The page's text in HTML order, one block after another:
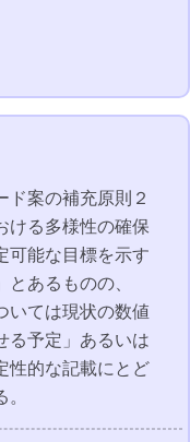
案の補充原則２
ける多様性の確保
可能な目標を示す
あるものの、
いては現状の数値
る予定」あるいは
性的な記載にとど